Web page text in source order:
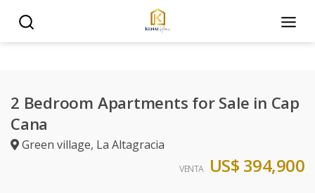
2 Bedroom Apartments for Sale in Cap
Cana
Green village, La Altagracia
VENTA US$ 394,900